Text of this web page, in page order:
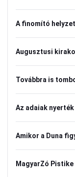
A finomító
Augusztusi
Továbbra is
Az adaiak
Amikor a Duna
MagyarZó Pistike